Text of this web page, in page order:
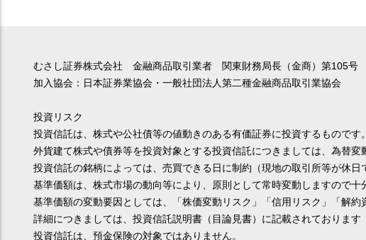
むさし証券株式会社 金融商品取引業者 関東財務局長（金商）第105号
加入協会：日本証券業協会・一般社団法人第二種金融商品取引業協会
投資リスク
投資信託は、株式や公社債等の値動きのある有価証券に投資するもので
外貨建て株式や債券等を投資対象とする投資信託につきましては、為替
投資信託の銘柄によっては、売買できる日に制約（現地の取引所等が休
基準価額は、株式市場の動向等により、原則として常時変動しますので十
基準価額の変動要因としては、「株価変動リスク」「信用リスク」「解
詳細につきましては、投資信託説明書（目論見書）に記載されておりま
投資信託は、預金保険の対象ではありません。